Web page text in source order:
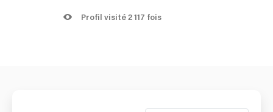
Profil visité 2 117 fois